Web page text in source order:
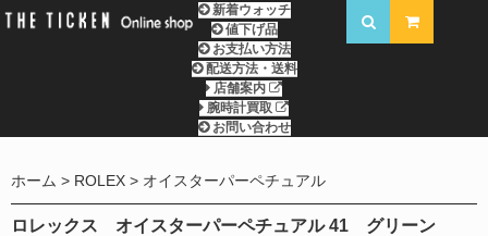
新着ウォッチ
値下げ品
お支払い方法
配送方法・送料
店舗案内
腕時計買取
お問い合わせ
ホーム ROLEX オイスターパーペチュアル
ロレックス オイスターパーペチュアル 41 グリーン